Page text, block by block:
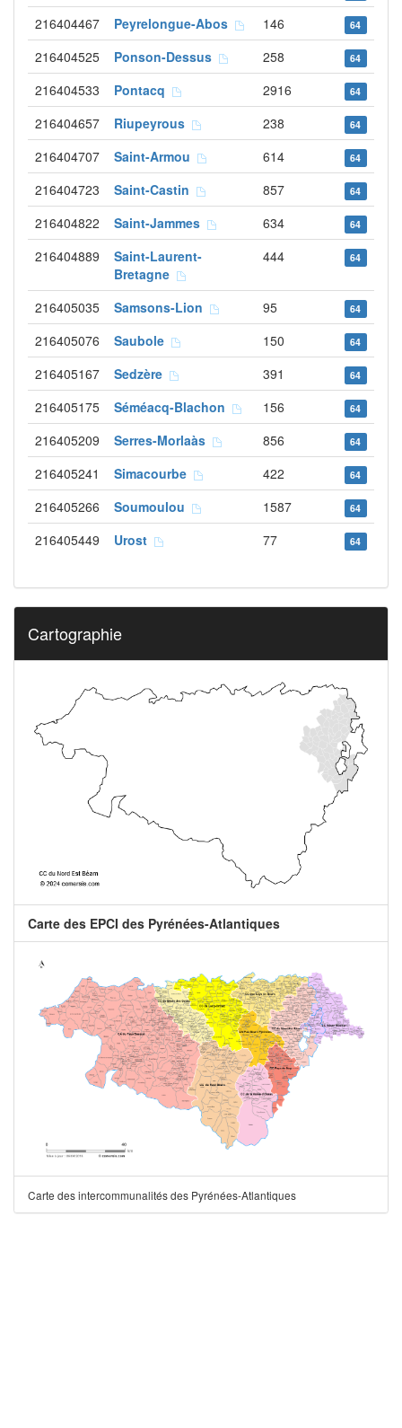
216404467 Peyrelongue-Abos 146 64
216404525 Ponson-Dessus 258 64
216404533 Pontacq 2916 64
216404657 Riupeyrous 238 64
216404707 Saint-Armou 614 64
216404723 Saint-Castin 857 64
216404822 Saint-Jammes 634 64
216404889
Saint-Laurent-
Bretagne
444 64
216405035 Samsons-Lion 95 64
216405076 Saubole 150 64
216405167 Sedzère 391 64
216405175 Séméacq-Blachon 156 64
216405209 Serres-Morlaàs 856 64
216405241 Simacourbe 422 64
216405266 Soumoulou 1587 64
216405449 Urost 77 64
Cartographie
Carte des EPCI des Pyrénées-Atlantiques
Carte des intercommunalités des Pyrénées-Atlantiques